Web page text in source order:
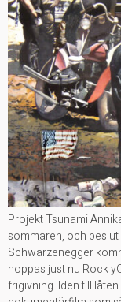
Projekt Tsunami
sommaren, och
Schwarzenegger
hoppas just nu Rock
frigivning. Iden till